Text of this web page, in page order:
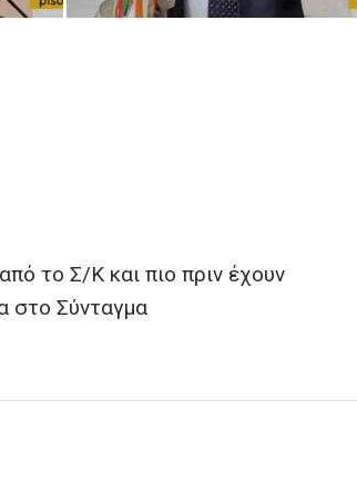
το Σ/Κ και πιο πριν έχουν
στο Σύνταγμα